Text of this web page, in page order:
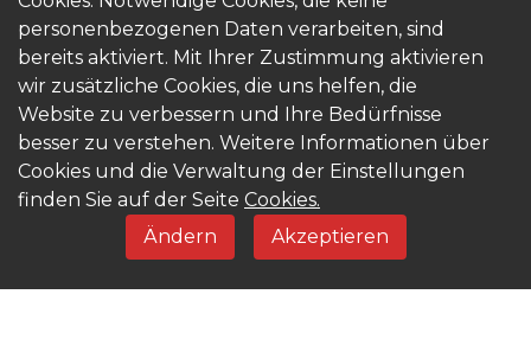
Testen Sie die kostenlose
Demo-Version für die
Brauchwasserwärmepumpe
personenbezogenen Daten verarbeiten, sind
bereits aktiviert. Mit Ihrer Zustimmung aktivieren
wir zusätzliche Cookies, die uns helfen, die
Website zu verbessern und Ihre Bedürfnisse
besser zu verstehen. Weitere Informationen über
Cookies und die Verwaltung der Einstellungen
finden Sie auf der Seite Cookies.
Ändern
Akzeptieren